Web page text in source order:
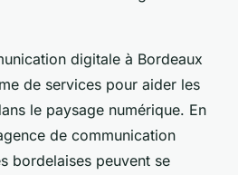
digitale à Bordeaux
de services pour aider les
le paysage numérique. En
de communication
bordelaises peuvent se